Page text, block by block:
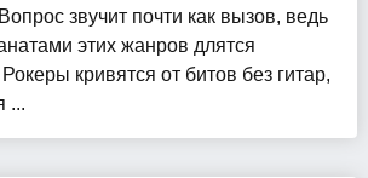
звучит почти как вызов, ведь
этих жанров длятся
кривятся от битов без гитар,
...